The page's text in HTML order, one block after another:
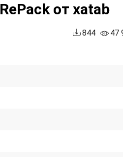
от xatab
47
844